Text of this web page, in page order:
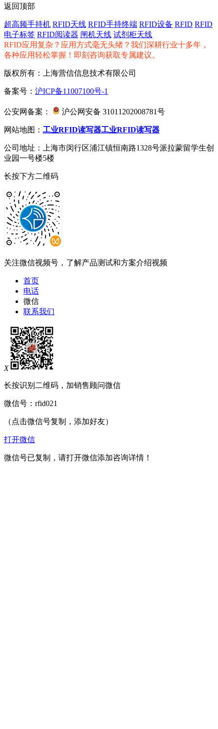
返回顶部
超高频手持机 RFID天线 RFID手持终端 RFID设备 RFID RFID
电子标签 RFID阅读器 闸机天线 试剂柜天线
RFID应用复杂？应用方式毫无头绪？我们深耕行业十多年，
各种应用轻松掌握！即刻咨询获取专属建议。
版权所有：上海营信信息技术有限公司
备案号： 沪ICP备11007100号-1
公安网备案： 沪公网安备 31011202008781号
网站地图： 工业RFID读写器工业RFID读写器
公司地址：上海市闵行区浦江镇恒南路1328号派拉蒙留学生创
业园一号楼5楼
长按下方二维码
关注微信视频号，了解产品测试和方案介绍视频
首页
电话
微信
联系我们
X
长按识别二维码，加销售顾问微信
微信号： rfid021
（点击微信号复制，添加好友）
打开微信
微信号已复制，请打开微信添加咨询详情！